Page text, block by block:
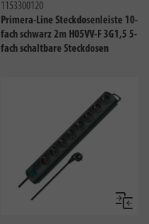
1153300120
Primera-Line Steckdosenleiste 10-
fach schwarz 2m H05VV-F 3G1,5 5-
fach schaltbare Steckdosen